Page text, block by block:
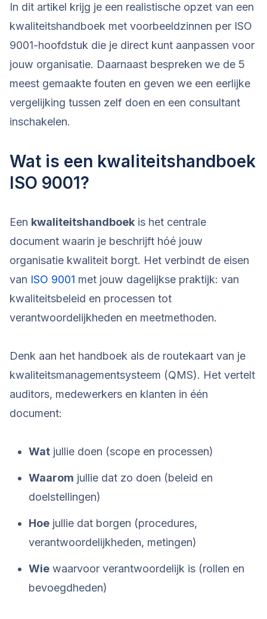
In dit artikel krijg je een realistische opzet van een
kwaliteitshandboek met voorbeeldzinnen per ISO
9001-hoofdstuk die je direct kunt aanpassen voor
jouw organisatie. Daarnaast bespreken we de 5
meest gemaakte fouten en geven we een eerlijke
vergelijking tussen zelf doen en een consultant
inschakelen.
Wat is een kwaliteitshandboek
ISO 9001?
Een kwaliteitshandboek is het centrale
document waarin je beschrijft hóé jouw
organisatie kwaliteit borgt. Het verbindt de eisen
van ISO 9001 met jouw dagelijkse praktijk: van
kwaliteitsbeleid en processen tot
verantwoordelijkheden en meetmethoden.
Denk aan het handboek als de routekaart van je
kwaliteitsmanagementsysteem (QMS). Het vertelt
auditors, medewerkers en klanten in één
document:
Wat jullie doen (scope en processen)
Waarom jullie dat zo doen (beleid en
doelstellingen)
Hoe jullie dat borgen (procedures,
verantwoordelijkheden, metingen)
Wie waarvoor verantwoordelijk is (rollen en
bevoegdheden)